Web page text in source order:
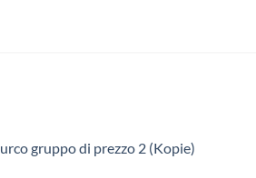
gruppo di prezzo 2 (Kopie)